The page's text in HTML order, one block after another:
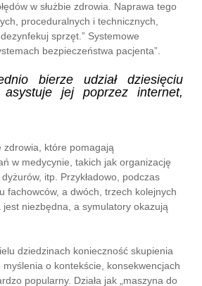
w służbie zdrowia. Naprawa tego
proceduralnych i technicznych,
sprzęt.” Systemowe
bezpieczeństwa pacjenta”.
bierze udział dziesięciu
jej poprzez internet,
zdrowia, które pomagają
w medycynie, takich jak organizację
itp. Przykładowo, podczas
fachowców, a dwóch, trzech kolejnych
niezbędna, a symulatory okazują
dziedzinach konieczność skupienia
o kontekście, konsekwencjach
popularny. Działa jak „maszyna do